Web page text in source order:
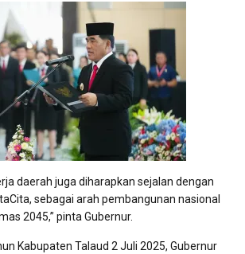
daerah juga diharapkan sejalan dengan
sebagai arah pembangunan nasional
2045,” pinta Gubernur.
Kabupaten Talaud 2 Juli 2025, Gubernur